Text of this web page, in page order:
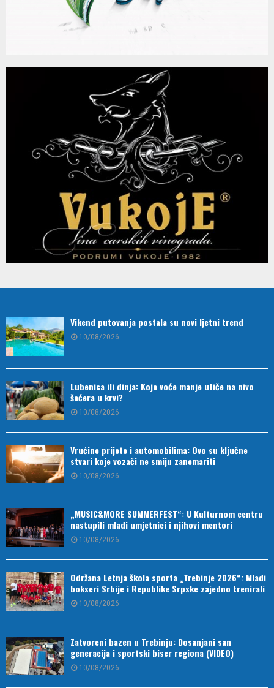
Vikend putovanja postala su novi ljetni trend
10/08/2026
Lubenica ili dinja: Koje voće manje utiče na nivo
šećera u krvi?
10/08/2026
Vrućine prijete i automobilima: Ovo su ključne
stvari koje vozači ne smiju zanemariti
10/08/2026
„MUSIC&MORE SUMMERFEST“: U Kulturnom centru
nastupili mladi umjetnici i njihovi mentori
10/08/2026
Održana Letnja škola sporta „Trebinje 2026“: Mladi
bokseri Srbije i Republike Srpske zajedno trenirali
10/08/2026
Zatvoreni bazen u Trebinju: Dosanjani san
generacija i sportski biser regiona (VIDEO)
10/08/2026